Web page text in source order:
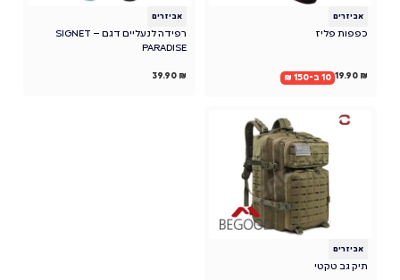
אביזרים
כפפות פליז
19.90 ₪ 10 ב-150 ₪
אביזרים
רפידה לנעליים דגם SIGNET –
PARADISE
39.90 ₪
אביזרים
תיק גב טקטי